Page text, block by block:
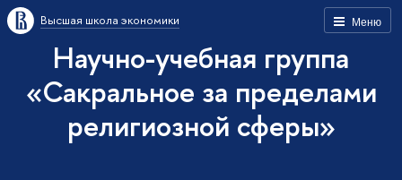
Меню
Высшая школа экономики
Научно-учебная группа
«Сакральное за пределами
религиозной сферы»